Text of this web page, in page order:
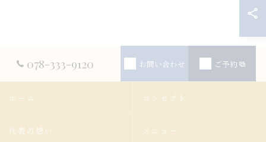
078-333-9120 お問い合わせ ご予約
ホーム コンセプト
代表の想い メニュー